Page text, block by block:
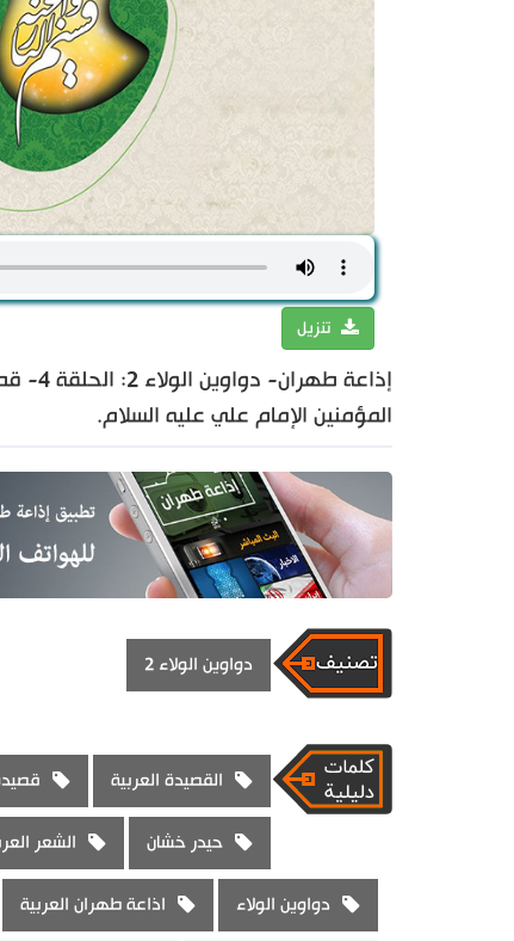
تنزيل
المؤمنين الإمام علي عليه السلام.
دواوين الولاء 2
القصيدة العربية
حيدر خشان الشعر
دواوين الولاء اذاعة طهران العربية